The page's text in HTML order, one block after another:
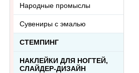
Народные промыслы
Сувениры с эмалью
СТЕМПИНГ
НАКЛЕЙКИ ДЛЯ НОГТЕЙ,
СЛАЙДЕР-ДИЗАЙН